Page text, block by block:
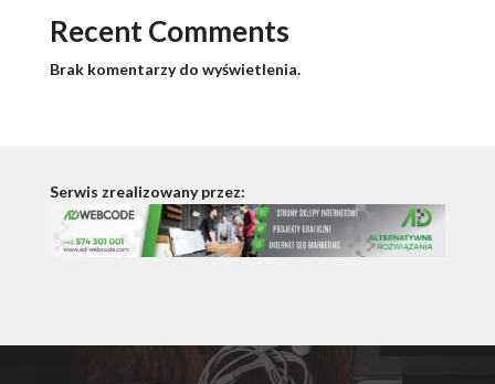
Recent Comments
Brak komentarzy do wyświetlenia.
Serwis zrealizowany przez: